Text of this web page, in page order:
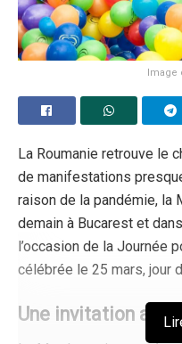
Image
La Roumanie retrouve le
de manifestations
raison de la pandémie, la
demain à Bucarest et
l’occasion de la Journée
célébrée le 25 mars, jour
Une invitation aux